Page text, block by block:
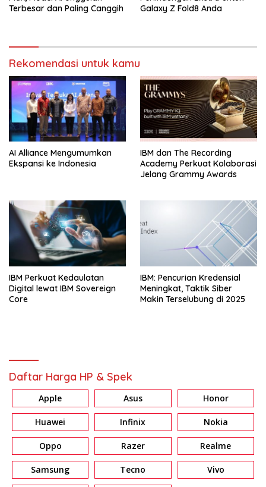
Terbesar dan Paling Canggih
Galaxy Z Fold8 Anda
Rekomendasi untuk kamu
AI Alliance Mengumumkan
Ekspansi ke Indonesia
IBM dan The Recording
Academy Perkuat Kolaborasi
Jelang Grammy Awards
IBM Perkuat Kedaulatan
Digital lewat IBM Sovereign
Core
IBM: Pencurian Kredensial
Meningkat, Taktik Siber
Makin Terselubung di 2025
Daftar Harga HP & Spek
Apple Asus Honor
Huawei Infinix Nokia
Oppo Razer Realme
Samsung Tecno Vivo